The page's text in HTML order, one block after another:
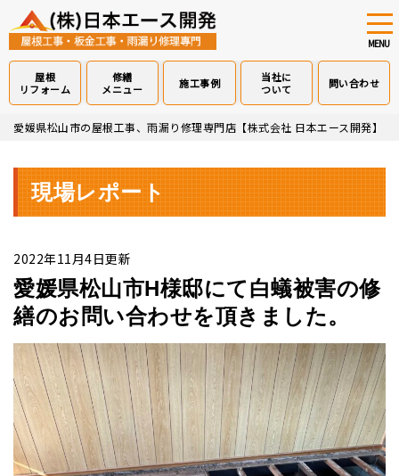
Skip
content
MENU
屋根
リフォーム
修繕
メニュー
施工事例
当社に
ついて
問い合わせ
愛媛県松山市の屋根工事、雨漏り修理専門店【株式会社 日本エース開発】
現場レポート
2022年11月4日更新
愛媛県松山市H様邸にて白蟻被害の修
繕のお問い合わせを頂きました。